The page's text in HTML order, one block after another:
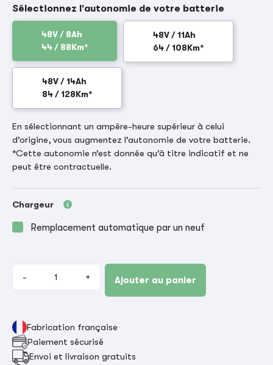
Sélectionnez l'autonomie de votre batterie
48V / 8Ah
44 / 88Km*
48V / 11Ah
64 / 108Km*
48V / 14Ah
84 / 128Km*
En sélectionnant un ampère-heure supérieur à celui
d’origine, vous augmentez l’autonomie de votre batterie.
*Cette autonomie n’est donnée qu’à titre indicatif et ne
peut être contractuelle.
Chargeur
Remplacement automatique par un neuf
- + Ajouter au panier
Fabrication française
Paiement sécurisé
Envoi et livraison gratuits